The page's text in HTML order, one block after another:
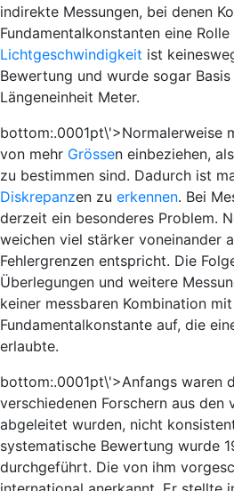
indirekte Messungen, bei denen
Fundamentalkonstanten eine
Lichtgeschwindigkeit ist
Bewertung und wurde sogar
Längeneinheit Meter.
bottom:.0001pt\'>Normalerweise
von mehr Grössen einbeziehen,
zu bestimmen sind. Dadurch ist
Diskrepanzen zu erkennen. Bei
derzeit ein besonderes Problem.
weichen viel stärker voneinander
Fehlergrenzen entspricht. Die
Überlegungen und weitere
keiner messbaren Kombination
Fundamentalkonstante auf, die
erlaubte.
bottom:.0001pt\'>Anfangs waren
verschiedenen Forschern aus den
abgeleitet wurden, nicht
systematische Bewertung wurde
durchgeführt. Die von ihm